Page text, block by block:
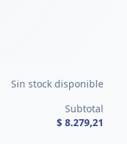
Sin stock disponible
Subtotal
$ 8.279,21